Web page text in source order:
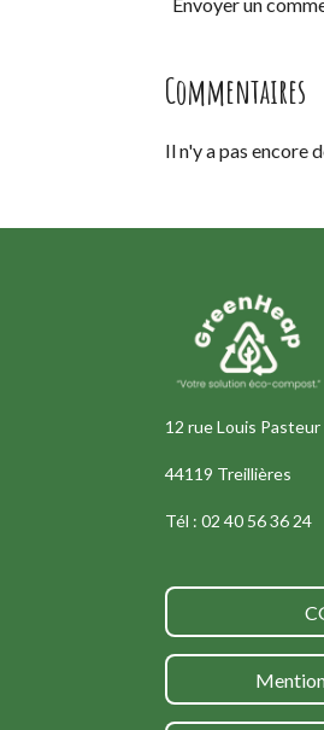
Commentaires
Il n'y a pas encore
12 rue Louis Pasteur
44119 Treillières
Tél : 02 40 56 36